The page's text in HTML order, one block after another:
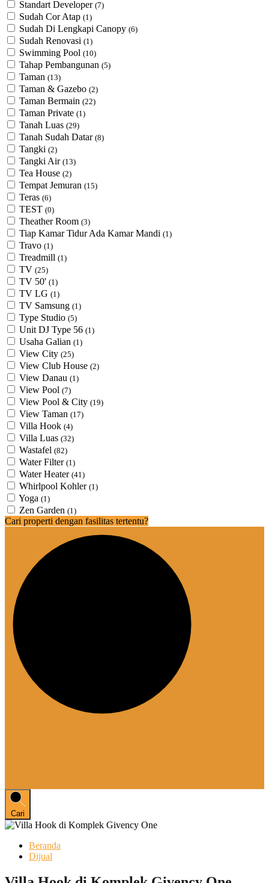
Standart Developer (7)
Sudah Cor Atap (1)
Sudah Di Lengkapi Canopy (6)
Sudah Renovasi (1)
Swimming Pool (10)
Tahap Pembangunan (5)
Taman (13)
Taman & Gazebo (2)
Taman Bermain (22)
Taman Private (1)
Tanah Luas (29)
Tanah Sudah Datar (8)
Tangki (2)
Tangki Air (13)
Tea House (2)
Tempat Jemuran (15)
Teras (6)
TEST (0)
Theather Room (3)
Tiap Kamar Tidur Ada Kamar Mandi (1)
Travo (1)
Treadmill (1)
TV (25)
TV 50' (1)
TV LG (1)
TV Samsung (1)
Type Studio (5)
Unit DJ Type 56 (1)
Usaha Galian (1)
View City (25)
View Club House (2)
View Danau (1)
View Pool (7)
View Pool & City (19)
View Taman (17)
Villa Hook (4)
Villa Luas (32)
Wastafel (82)
Water Filter (1)
Water Heater (41)
Whirlpool Kohler (1)
Yoga (1)
Zen Garden (1)
Cari properti dengan fasilitas tertentu?
Cari
Beranda
Dijual